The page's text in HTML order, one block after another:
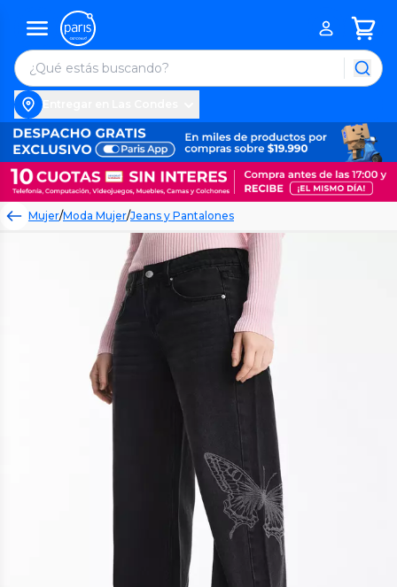
Mujer/Moda Mujer/Jeans y Pantalones